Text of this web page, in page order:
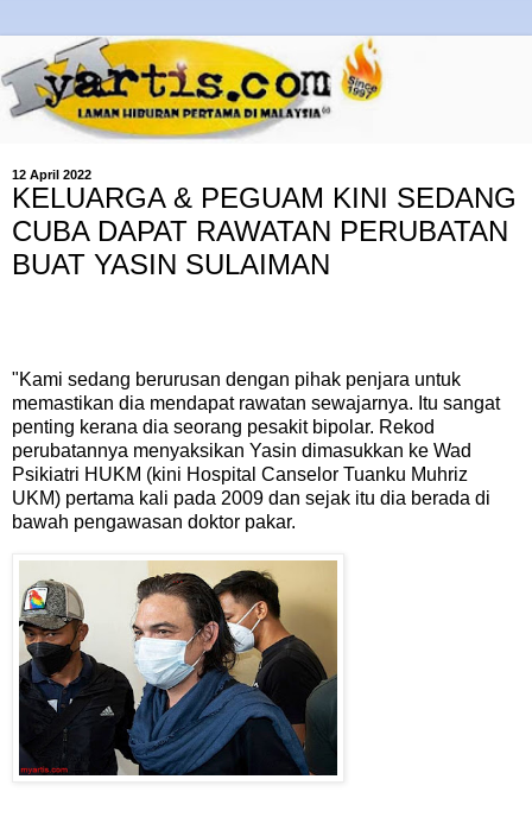
12 April 2022
KELUARGA & PEGUAM KINI SEDANG
CUBA DAPAT RAWATAN PERUBATAN
BUAT YASIN SULAIMAN
"Kami sedang berurusan dengan pihak penjara untuk
memastikan dia mendapat rawatan sewajarnya. Itu sangat
penting kerana dia seorang pesakit bipolar. Rekod
perubatannya menyaksikan Yasin dimasukkan ke Wad
Psikiatri HUKM (kini Hospital Canselor Tuanku Muhriz
UKM) pertama kali pada 2009 dan sejak itu dia berada di
bawah pengawasan doktor pakar.